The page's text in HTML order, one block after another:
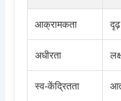
आक्रामकता
अधीरता
स्व-केंद्रितता